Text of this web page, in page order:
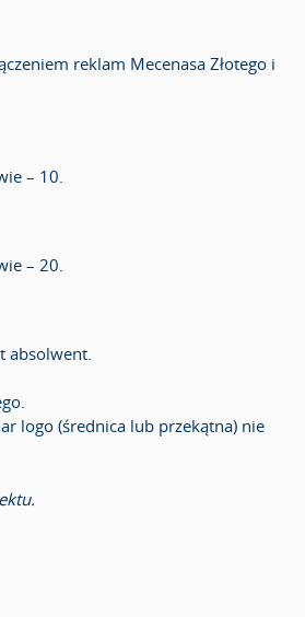
reklam Mecenasa Złotego i
– 10.
– 20.
absolwent.
logo (średnica lub przekątna) nie